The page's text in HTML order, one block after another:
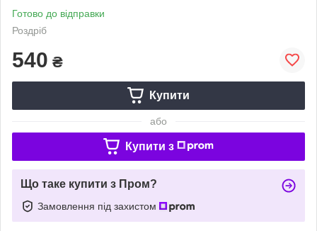
Готово до відправки
Роздріб
540 ₴
Купити
або
Купити з
Що таке купити з Пром?
Замовлення під захистом